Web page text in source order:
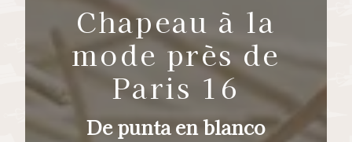
Chapeau à la
mode près de
Paris 16
De punta en blanco